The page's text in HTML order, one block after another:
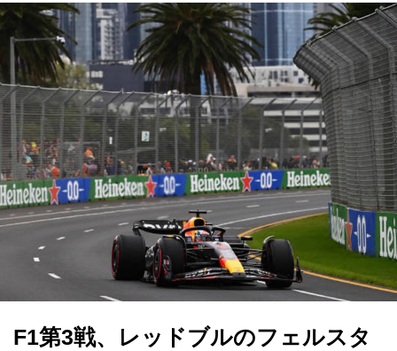
F1第3戦、レッドブルのフェルスタ